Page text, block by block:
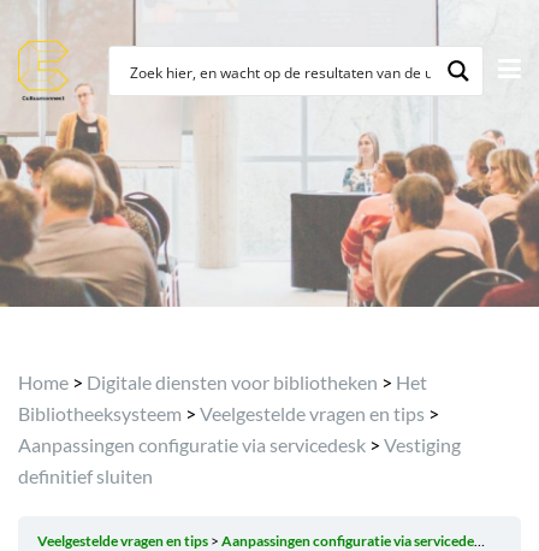
Archief
Home > Digitale diensten voor bibliotheken > Het
Bibliotheeksysteem > Veelgestelde vragen en tips >
Aanpassingen configuratie via servicedesk > Vestiging
definitief sluiten
Veelgestelde vragen en tips Aanpassingen configuratie via servicedesk